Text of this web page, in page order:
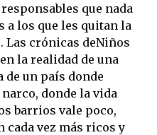
que nada
a los que les quitan la
crónicas deNiños
la realidad de una
de un país donde
donde la vida
barrios vale poco,
cada vez más ricos y